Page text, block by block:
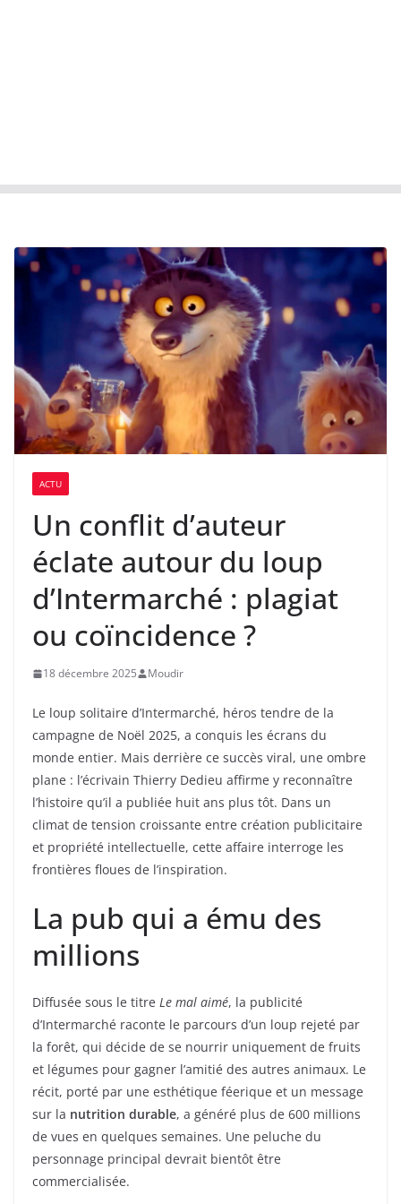
ACTU
Un conflit d’auteur
éclate autour du loup
d’Intermarché : plagiat
ou coïncidence ?
18 décembre 2025 Moudir
Le loup solitaire d’Intermarché, héros tendre de la
campagne de Noël 2025, a conquis les écrans du
monde entier. Mais derrière ce succès viral, une ombre
plane : l’écrivain Thierry Dedieu affirme y reconnaître
l’histoire qu’il a publiée huit ans plus tôt. Dans un
climat de tension croissante entre création publicitaire
et propriété intellectuelle, cette affaire interroge les
frontières floues de l’inspiration.
La pub qui a ému des
millions
Diffusée sous le titre Le mal aimé, la publicité
d’Intermarché raconte le parcours d’un loup rejeté par
la forêt, qui décide de se nourrir uniquement de fruits
et légumes pour gagner l’amitié des autres animaux. Le
récit, porté par une esthétique féerique et un message
sur la nutrition durable, a généré plus de 600 millions
de vues en quelques semaines. Une peluche du
personnage principal devrait bientôt être
commercialisée.